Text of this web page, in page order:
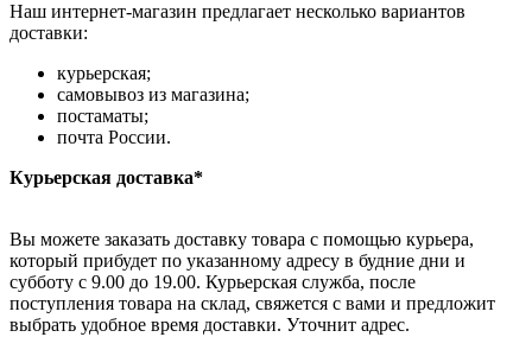
Наш интернет-магазин предлагает несколько вариантов
доставки:
курьерская;
самовывоз из магазина;
постаматы;
почта России.
Курьерская доставка*
Вы можете заказать доставку товара с помощью курьера,
который прибудет по указанному адресу в будние дни и
субботу с 9.00 до 19.00. Курьерская служба, после
поступления товара на склад, свяжется с вами и предложит
выбрать удобное время доставки. Уточнит адрес.